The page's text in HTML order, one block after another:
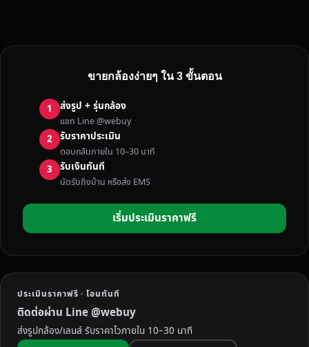
รั
อ
ก
ล้
อ
ง
มื
น
ค
น
ม
ขายกล้องง่ายๆ ใน 3 ขั้นตอน
1 ส่งรูป + รุ่นกล้อง
แชท Line @webuy
2 รับราคาประเมิน
ตอบกลับภายใน 10–30 นาที
3 รับเงินทันที
นัดรับถึงบ้าน หรือส่ง EMS
เริ่มประเมินราคาฟรี
ประเมินราคาฟรี · โอนทันที
ติดต่อผ่าน Line @webuy
ส่งรูปกล้อง/เลนส์ รับราคาไวภายใน 10–30 นาที